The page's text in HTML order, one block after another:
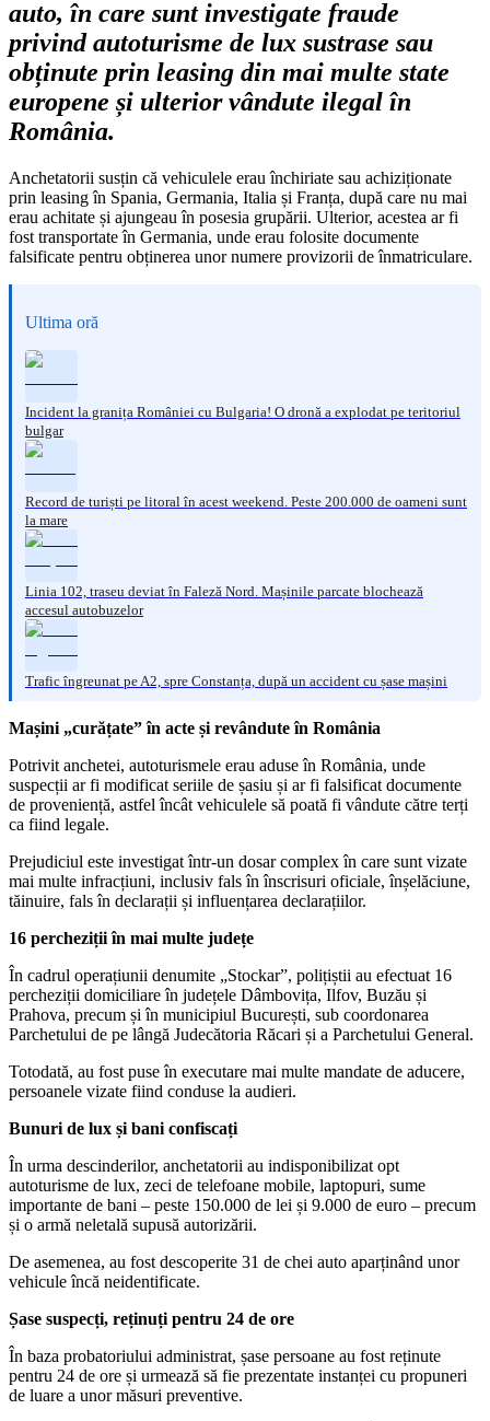
auto, în care sunt investigate fraude
privind autoturisme de lux sustrase sau
obținute prin leasing din mai multe state
europene și ulterior vândute ilegal în
România.
Anchetatorii susțin că vehiculele erau închiriate sau achiziționate
prin leasing în Spania, Germania, Italia și Franța, după care nu mai
erau achitate și ajungeau în posesia grupării. Ulterior, acestea ar fi
fost transportate în Germania, unde erau folosite documente
falsificate pentru obținerea unor numere provizorii de înmatriculare.
Ultima oră
Incident la granița României cu Bulgaria! O dronă a explodat pe teritoriul
bulgar
Record de turiști pe litoral în acest weekend. Peste 200.000 de oameni sunt
la mare
Linia 102, traseu deviat în Faleză Nord. Mașinile parcate blochează
accesul autobuzelor
Trafic îngreunat pe A2, spre Constanța, după un accident cu șase mașini
Mașini „curățate” în acte și revândute în România
Potrivit anchetei, autoturismele erau aduse în România, unde
suspecții ar fi modificat seriile de șasiu și ar fi falsificat documente
de proveniență, astfel încât vehiculele să poată fi vândute către terți
ca fiind legale.
Prejudiciul este investigat într-un dosar complex în care sunt vizate
mai multe infracțiuni, inclusiv fals în înscrisuri oficiale, înșelăciune,
tăinuire, fals în declarații și influențarea declarațiilor.
16 percheziții în mai multe județe
În cadrul operațiunii denumite „Stockar”, polițiștii au efectuat 16
percheziții domiciliare în județele Dâmbovița, Ilfov, Buzău și
Prahova, precum și în municipiul București, sub coordonarea
Parchetului de pe lângă Judecătoria Răcari și a Parchetului General.
Totodată, au fost puse în executare mai multe mandate de aducere,
persoanele vizate fiind conduse la audieri.
Bunuri de lux și bani confiscați
În urma descinderilor, anchetatorii au indisponibilizat opt
autoturisme de lux, zeci de telefoane mobile, laptopuri, sume
importante de bani – peste 150.000 de lei și 9.000 de euro – precum
și o armă neletală supusă autorizării.
De asemenea, au fost descoperite 31 de chei auto aparținând unor
vehicule încă neidentificate.
Șase suspecți, reținuți pentru 24 de ore
În baza probatoriului administrat, șase persoane au fost reținute
pentru 24 de ore și urmează să fie prezentate instanței cu propuneri
de luare a unor măsuri preventive.